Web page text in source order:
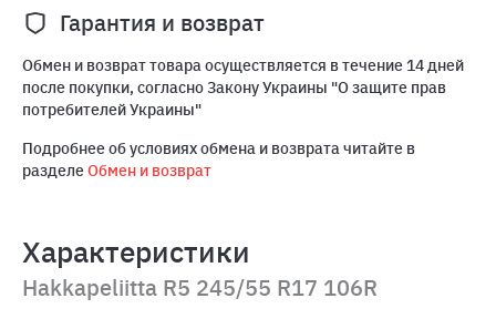
Гарантия и возврат
Обмен и возврат товара осуществляется в течение 14 дней
после покупки, согласно Закону Украины "О защите прав
потребителей Украины"
Подробнее об условиях обмена и возврата читайте в
разделеОбмен и возврат
Характеристики
Hakkapeliitta R5 245/55 R17 106R